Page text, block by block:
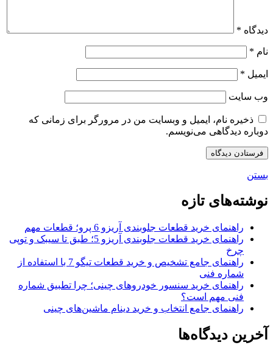
دیدگاه *
نام *
ایمیل *
وب‌ سایت
ذخیره نام، ایمیل و وبسایت من در مرورگر برای زمانی که
دوباره دیدگاهی می‌نویسم.
بستن
نوشته‌های تازه
راهنمای خرید قطعات جلوبندی آریزو 6 پرو؛ قطعات مهم
راهنمای خرید قطعات جلوبندی آریزو 5؛ طبق تا سیبک و توپی
چرخ
راهنمای جامع تشخیص و خرید قطعات تیگو 7 با استفاده از
شماره فنی
راهنمای خرید سنسور خودروهای چینی؛ چرا تطبیق شماره
فنی مهم است؟
راهنمای جامع انتخاب و خرید دینام ماشین‌های چینی
آخرین دیدگاه‌ها